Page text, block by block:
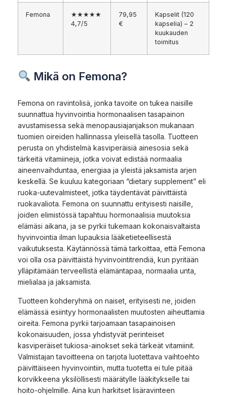
Femona
★★★★★
4,7/5
79,95
€
Kapselit (120
kapselia) – 2
kuukauden
toimitus
Mikä on Femona?
Femona on ravintolisä, jonka tavoite on tukea naisille
suunnattua hyvinvointia hormonaalisen tasapainon
avustamisessa sekä menopausiajanjakson mukanaan
tuomien oireiden hallinnassa yleisellä tasolla. Tuotteen
perusta on yhdistelmä kasviperäisiä ainesosia sekä
tärkeitä vitamiineja, jotka voivat edistää normaalia
aineenvaihduntaa, energiaa ja yleistä jaksamista arjen
keskellä. Se kuuluu kategoriaan “dietary supplement” eli
ruoka-uutevalmisteet, jotka täydentävät päivittäistä
ruokavaliota. Femona on suunnattu erityisesti naisille,
joiden elimistössä tapahtuu hormonaalisia muutoksia
elämäsi aikana, ja se pyrkii tukemaan kokonaisvaltaista
hyvinvointia ilman lupauksia lääketieteellisestä
vaikutuksesta. Käytännössä tämä tarkoittaa, että Femona
voi olla osa päivittäistä hyvinvointitrendiä, kun pyritään
ylläpitämään terveellistä elämäntapaa, normaalia unta,
mielialaa ja jaksamista.
Tuotteen kohderyhmä on naiset, erityisesti ne, joiden
elämässä esiintyy hormonaalisten muutosten aiheuttamia
oireita. Femona pyrkii tarjoamaan tasapainoisen
kokonaisuuden, jossa yhdistyvät perinteiset
kasviperäiset tukiosa-ainokset sekä tärkeät vitamiinit.
Valmistajan tavoitteena on tarjota luotettava vaihtoehto
päivittäiseen hyvinvointiin, mutta tuotetta ei tule pitää
korvikkeena yksilöllisesti määrätylle lääkitykselle tai
hoito-ohjelmille. Aina kun harkitset lisäravinteen